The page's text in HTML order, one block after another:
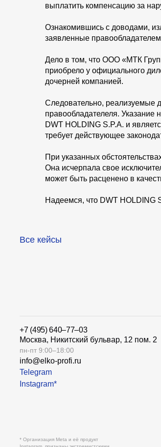
выплатить компенсацию за
Ознакомившись с доводами,
заявленные
Дело в том, что ООО «МТК
приобрело у официального
дочерней компанией.
Следовательно, реализуемые
правообладателеля. Указание
DWT HOLDING S.P.A. и
требует действующее
При указанных
Она исчерпала свое
может быть расценено в
Надеемся, что DWT HOLDING
Все кейсы
+7 (495) 640–77–03
Москва, Никитский бульвар, 12 пом. 2
пн-пт 9:00–18:00
info@elko-profi.ru
Telegram
Instagram*
* Организация Meta и её продукт